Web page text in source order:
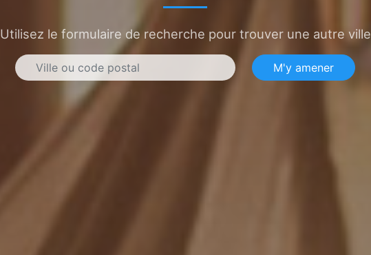
Utilisez le formulaire de recherche pour trouver une autre ville
M'y amener